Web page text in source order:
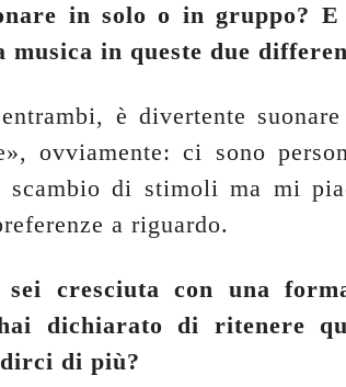
in solo o in gruppo?
musica in queste due
è divertente
ovviamente: ci sono
scambio di stimoli ma mi
a riguardo.
cresciuta con una
dichiarato di ritenere
di più?